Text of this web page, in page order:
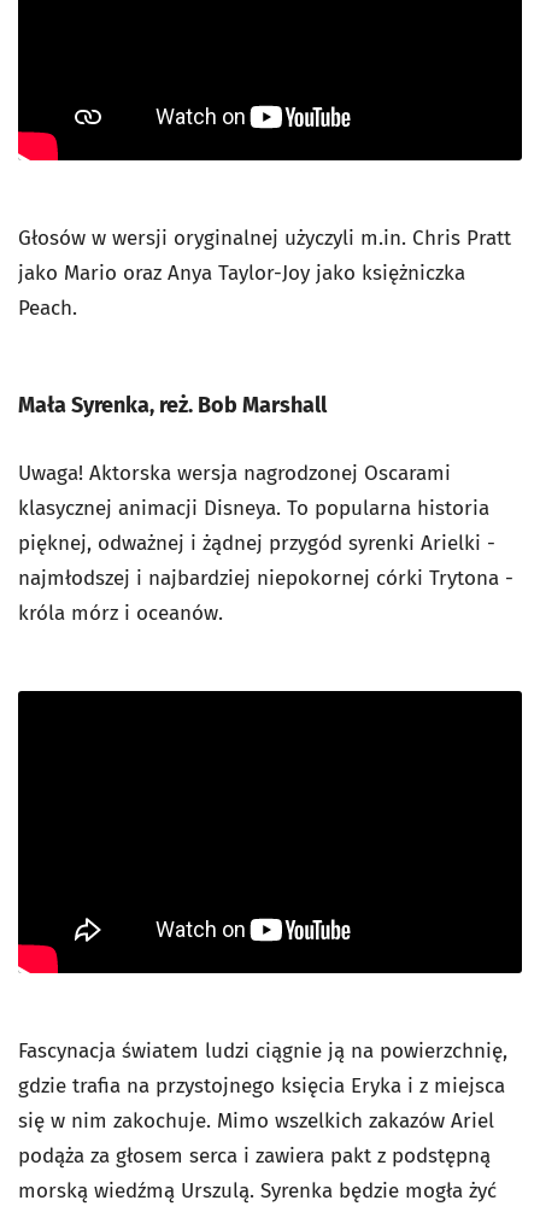
Głosów w wersji oryginalnej użyczyli m.in. Chris Pratt
jako Mario oraz Anya Taylor-Joy jako księżniczka
Peach.
Mała Syrenka, reż. Bob Marshall
Uwaga! Aktorska wersja nagrodzonej Oscarami
klasycznej animacji Disneya. To popularna historia
pięknej, odważnej i żądnej przygód syrenki Arielki -
najmłodszej i najbardziej niepokornej córki Trytona -
króla mórz i oceanów.
Fascynacja światem ludzi ciągnie ją na powierzchnię,
gdzie trafia na przystojnego księcia Eryka i z miejsca
się w nim zakochuje. Mimo wszelkich zakazów Ariel
podąża za głosem serca i zawiera pakt z podstępną
morską wiedźmą Urszulą. Syrenka będzie mogła żyć